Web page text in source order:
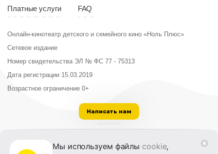
Мы используем файлы cookie,
Платные услуги FAQ
Онлайн-кинотеатр детского и семейного кино «Ноль Плюс»
Сетевое издание
Номер свидетельства ЭЛ № ФС 77 - 75313
Дата регистрации 15.03.2019
Возрастное ограничение 0+
Написать нам
ООО «Институт развития кино и медиа»
Лицензия на образовательную деятельность